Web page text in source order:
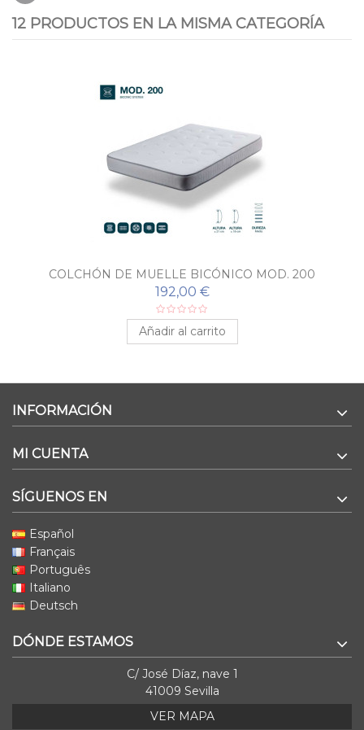
12 PRODUCTOS EN LA MISMA CATEGORÍA
COLCHÓN DE MUELLE BICÓNICO MOD. 200
192,00 €
Añadir al carrito
INFORMACIÓN
MI CUENTA
SÍGUENOS EN
Español
Français
Português
Italiano
Deutsch
DÓNDE ESTAMOS
C/ José Díaz, nave 1
41009 Sevilla
VER MAPA